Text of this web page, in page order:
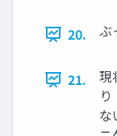
20. ぶ
21.
現
な